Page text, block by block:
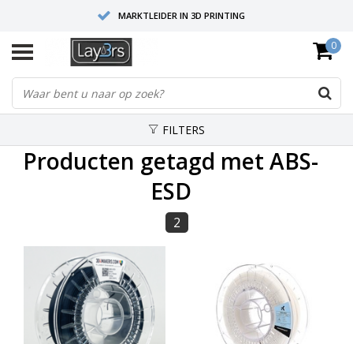
MARKTLEIDER IN 3D PRINTING
HOOGWAARDIGE SERVICE EN SUPPORT
FYSIEKE SHOWROOMS
0
FILTERS
Producten getagd met ABS-
ESD
2